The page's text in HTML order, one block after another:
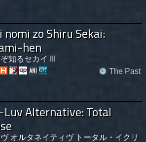
nomi zo Shiru Sekai:
hen
知るセカイ III
The Past
Alternative: Total
オルタネイティヴ トータル・イクリ